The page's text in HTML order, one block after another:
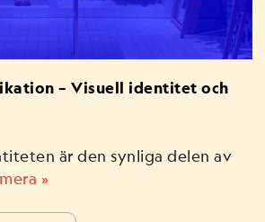
– Visuell identitet och
är den synliga delen av
»